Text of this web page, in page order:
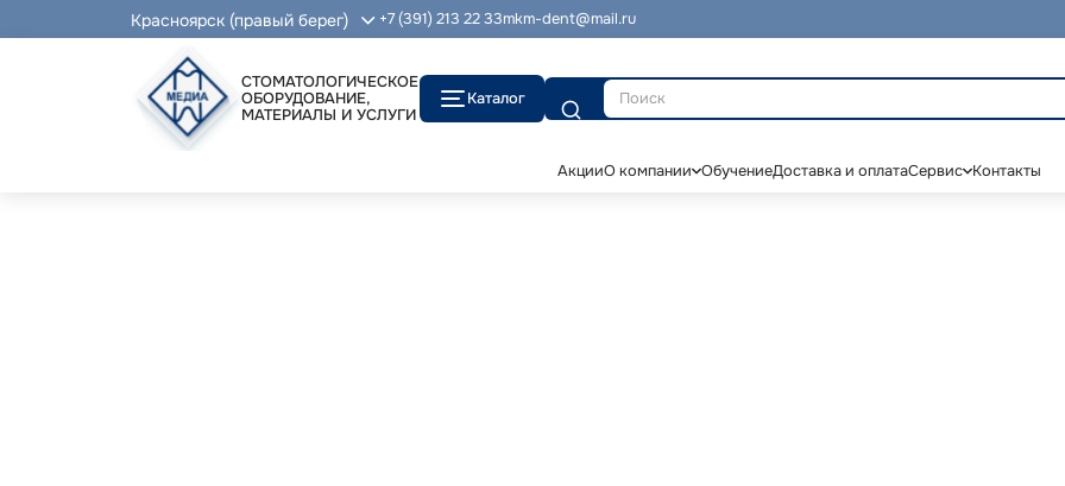
Красноярск (правый берег) +7 (391) 213 22 33mkm-dent@mail.ru
СТОМАТОЛОГИЧЕСКОЕ
ОБОРУДОВАНИЕ,
МАТЕРИАЛЫ И УСЛУГИ
Каталог
Поиск
АкцииО компании ОбучениеДоставка и оплатаСервис Контакты